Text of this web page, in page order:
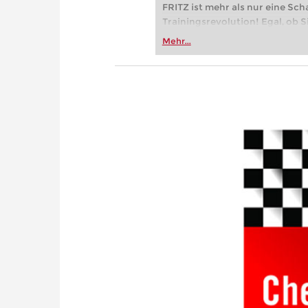
FRITZ ist mehr als nur eine
Trainingsrevolution! Egal, ob
Vereinsschachs machen oder
zuvor.
Mehr...